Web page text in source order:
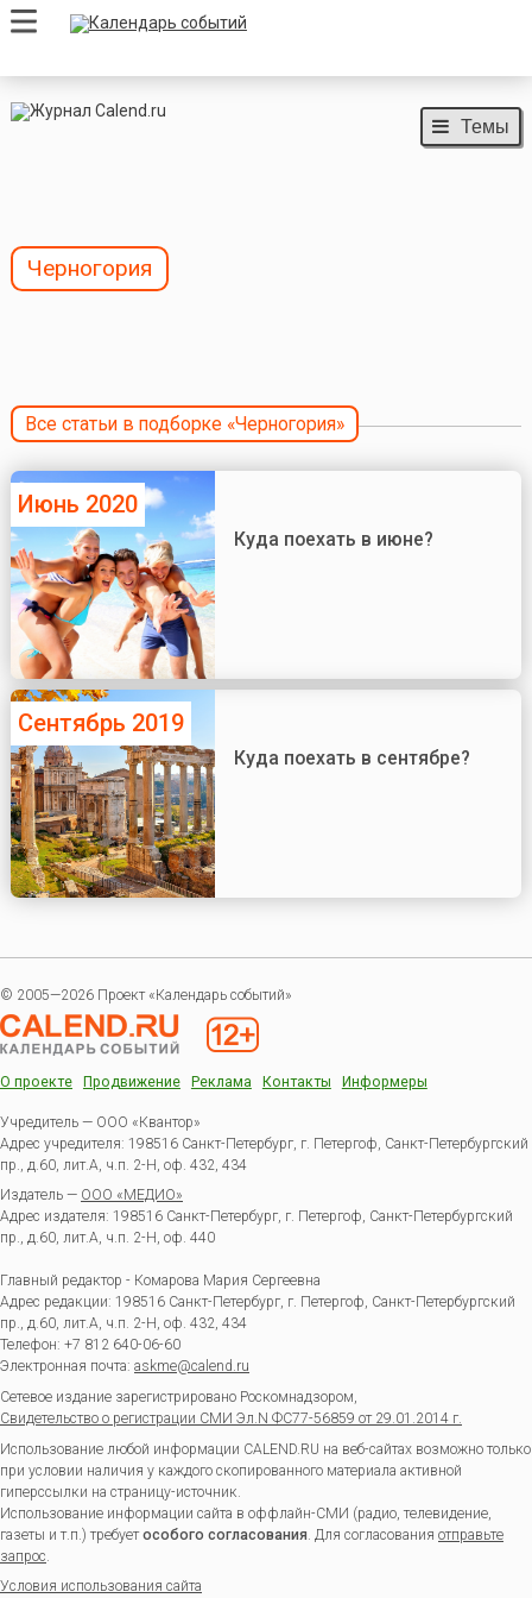
Темы
Черногория
Все статьи в подборке «Черногория»
Июнь 2020
Куда поехать в июне?
Сентябрь 2019
Куда поехать в сентябре?
© 2005—2026 Проект «Календарь событий»
О проекте Продвижение Реклама Контакты Информеры
Учредитель — ООО «Квантор»
Адрес учредителя: 198516 Санкт-Петербург, г. Петергоф, Санкт-Петербургский
пр., д.60, лит.А, ч.п. 2-Н, оф. 432, 434
Издатель — ООО «МЕДИО»
Адрес издателя: 198516 Санкт-Петербург, г. Петергоф, Санкт-Петербургский
пр., д.60, лит.А, ч.п. 2-Н, оф. 440
Главный редактор - Комарова Мария Сергеевна
Адрес редакции: 198516 Санкт-Петербург, г. Петергоф, Санкт-Петербургский
пр., д.60, лит.А, ч.п. 2-Н, оф. 432, 434
Телефон: +7 812 640-06-60
Электронная почта: askme@calend.ru
Сетевое издание зарегистрировано Роскомнадзором,
Свидетельство о регистрации СМИ Эл.N ФС77-56859 от 29.01.2014 г.
Использование любой информации CALEND.RU на веб-сайтах возможно только
при условии наличия у каждого скопированного материала активной
гиперссылки на страницу-источник.
Использование информации сайта в оффлайн-СМИ (радио, телевидение,
газеты и т.п.) требуетособого согласования . Для согласования отправьте
запрос
Условия использования сайта